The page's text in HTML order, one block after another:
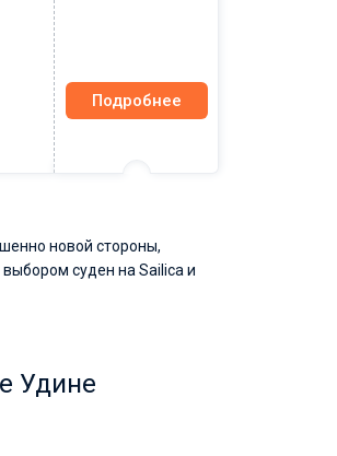
Подробнее
новой стороны,
суден на Sailica и
Удине